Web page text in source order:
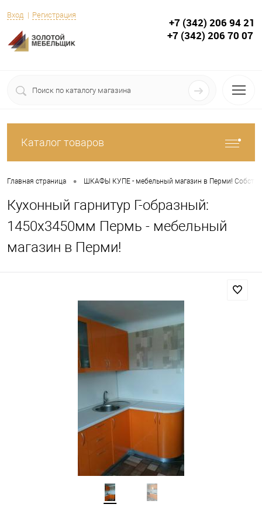
Вход Регистрация
+7 (342) 206 94 21
+7 (342) 206 70 07
Каталог товаров
Главная страница • ШКАФЫ КУПЕ - мебельный магазин в Перми!
Кухонный гарнитур Г-образный:
1450х3450мм Пермь - мебельный
магазин в Перми!